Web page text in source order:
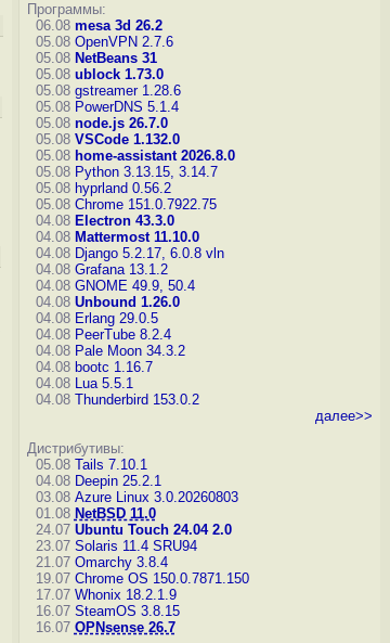
Программы:
06.08 mesa 3d 26.2
05.08 OpenVPN 2.7.6
05.08 NetBeans 31
05.08 ublock 1.73.0
05.08 gstreamer 1.28.6
05.08 PowerDNS 5.1.4
05.08 node.js 26.7.0
05.08 VSCode 1.132.0
05.08 home-assistant 2026.8.0
05.08 Python 3.13.15, 3.14.7
05.08 hyprland 0.56.2
05.08 Chrome 151.0.7922.75
04.08 Electron 43.3.0
04.08 Mattermost 11.10.0
04.08 Django 5.2.17, 6.0.8 vln
04.08 Grafana 13.1.2
04.08 GNOME 49.9, 50.4
04.08 Unbound 1.26.0
04.08 Erlang 29.0.5
04.08 PeerTube 8.2.4
04.08 Pale Moon 34.3.2
04.08 bootc 1.16.7
04.08 Lua 5.5.1
04.08 Thunderbird 153.0.2
далее>>
Дистрибутивы:
05.08 Tails 7.10.1
04.08 Deepin 25.2.1
03.08 Azure Linux 3.0.20260803
01.08 NetBSD 11.0
24.07 Ubuntu Touch 24.04 2.0
23.07 Solaris 11.4 SRU94
21.07 Omarchy 3.8.4
19.07 Chrome OS 150.0.7871.150
17.07 Whonix 18.2.1.9
16.07 SteamOS 3.8.15
16.07 OPNsense 26.7